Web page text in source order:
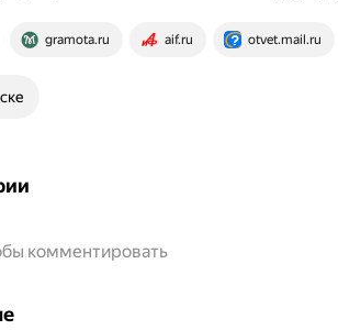
gramota.ru aif.ru otvet.mail.ru
комментировать